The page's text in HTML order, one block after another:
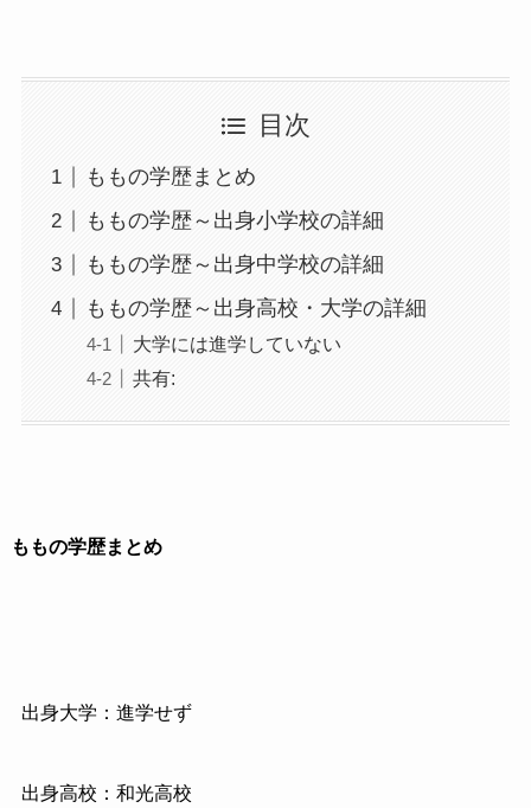
目次
ももの学歴まとめ
ももの学歴～出身小学校の詳細
ももの学歴～出身中学校の詳細
ももの学歴～出身高校・大学の詳細
大学には進学していない
共有:
ももの学歴まとめ
出身大学：進学せず
出身高校：和光高校